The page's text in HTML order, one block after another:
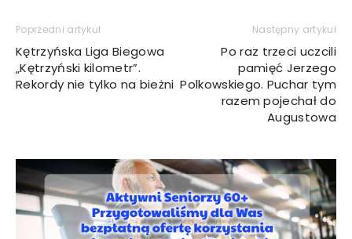
Poprzedni artykuł
Kętrzyńska Liga Biegowa
„Kętrzyński kilometr”.
Rekordy nie tylko na bieżni
Następny artykuł
Po raz trzeci uczcili
pamięć Jerzego
Polkowskiego. Puchar tym
razem pojechał do
Augustowa